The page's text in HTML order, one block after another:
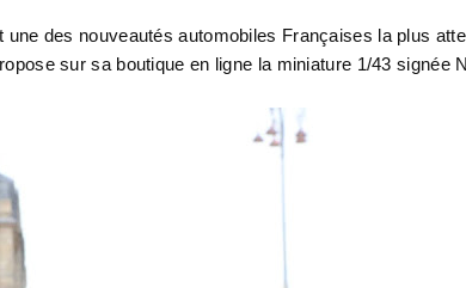
des nouveautés automobiles Françaises la plus
sur sa boutique en ligne la miniature 1/43 signée